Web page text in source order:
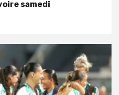
samedi